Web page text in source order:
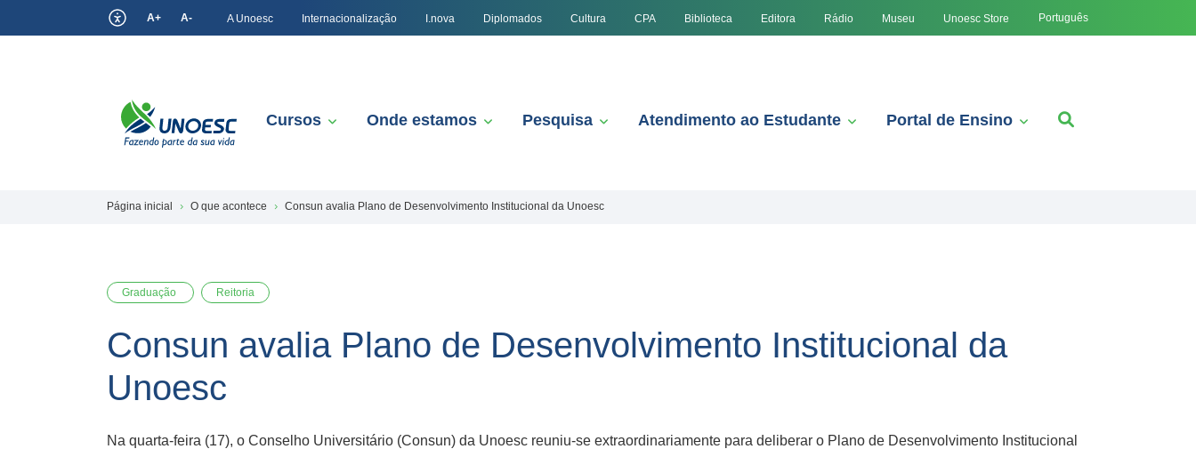
A+ A- A Unoesc Internacionalização I.nova Diplomados Cultura CPA Biblioteca Editora Rádio Museu Unoesc Store Português
Cursos Onde estamos Pesquisa Atendimento ao Estudante Portal de Ensino
Página inicial O que acontece Consun avalia Plano de Desenvolvimento Institucional da Unoesc
Graduação Reitoria
Consun avalia Plano de Desenvolvimento Institucional da
Unoesc
Na quarta-feira (17), o Conselho Universitário (Consun) da Unoesc reuniu-se extraordinariamente para deliberar o Plano de Desenvolvimento Institucional